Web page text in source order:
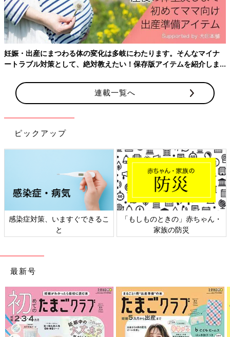
妊娠・出産にまつわる体の変化は多岐にわたります。そんなマイナ
ートラブル対策として、絶対教えたい！保存版アイテムを紹介しま
連載一覧へ
ピックアップ
感染症対策、いますぐできるこ
と
「もしものときの」赤ちゃん・
家族の防災
最新号